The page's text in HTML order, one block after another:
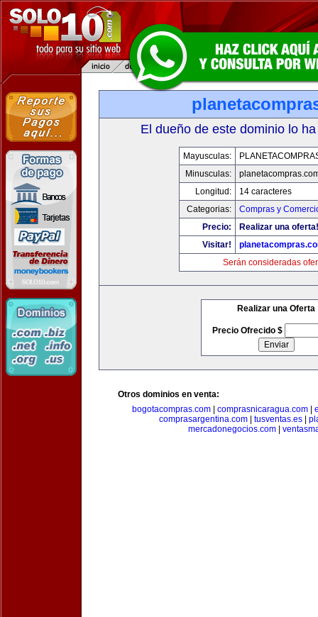
El dueño de este dominio lo
Mayusculas:
Minusculas:
Longitud:
14 caracteres
Categorias:
Compras y
Precio:
Realizar una oferta!
Visitar!
Serán consideradas
Realizar una Oferta
Precio Ofrecido $
Otros dominios en venta:
bogotacompras.com| comprasnicaragua.com|
comprasargentina.com| tusventas.es|
mercadonegocios.com|